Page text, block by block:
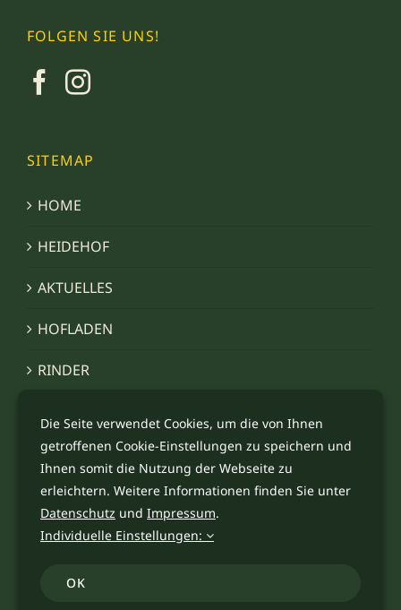
FOLGEN SIE UNS!
SITEMAP
HOME
HEIDEHOF
AKTUELLES
HOFLADEN
RINDER
IMPRESSIONEN
KONTAKT
Die Seite verwendet Cookies, um die von Ihnen
getroffenen Cookie-Einstellungen zu speichern und
Ihnen somit die Nutzung der Webseite zu
erleichtern. Weitere Informationen finden Sie unter
Datenschutz und Impressum.
Individuelle Einstellungen:
OK